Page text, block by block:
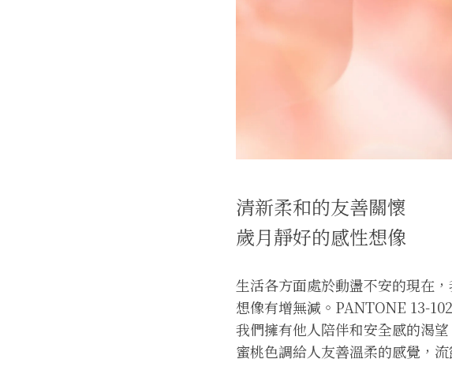
清新柔和的友善關懷
歲月靜好的感性想像
生活各方面處於動盪不安的現在
想像有增無減。PANTONE 13-
我們擁有他人陪伴和安全感的渴
蜜桃色調給人友善溫柔的感覺，